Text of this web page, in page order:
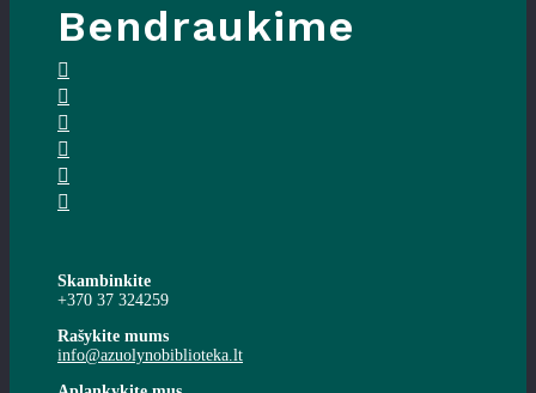
Bendraukime
Skambinkite
+370 37 324259
Rašykite mums
info@azuolynobiblioteka.lt